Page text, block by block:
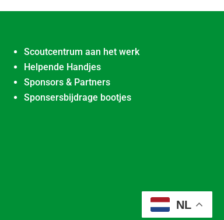
Scoutcentrum aan het werk
Helpende Handjes
Sponsors & Partners
Sponsersbijdrage bootjes
NL